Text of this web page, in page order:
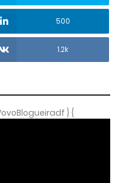
500
1.2k
} {